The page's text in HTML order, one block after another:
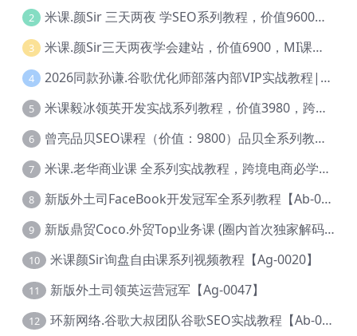
2 米课.颜Sir 三天两夜 学SEO系列教程，价值9600元，跨境人都在学 【Ag-0056】
3 米课.颜Sir三天两夜学会建站，价值6900，MI课甄选课程 【Ag-0055】
4 2026同款孙谦.谷歌优化师部落内部VIP实战教程|价值4999元全网独家解码（官方报名版本）【@034】
5 米课毅冰领英开发实战系列教程，价值3980，跨境必选【Ag-0049】
6 曾亮品贝SEO课程（价值：9800）品贝全系列教程 【Ab-0022】
7 米课.老华商业课 全系列实战教程，跨境电商必学，价值16900元【Ag-0053】
8 新版外土司FaceBook开发冠军全系列教程【Ab-0021】
9 新版鼎贸Coco.外贸Top业务课 (圈内首次独家解码|460节课)【Ag-0091】
10 米课颜Sir询盘自由课系列视频教程【Ag-0020】
11 新版外土司领英运营冠军【Ag-0047】
12 环新网络.谷歌大叔团队谷歌SEO实战教程【Ab-0024】